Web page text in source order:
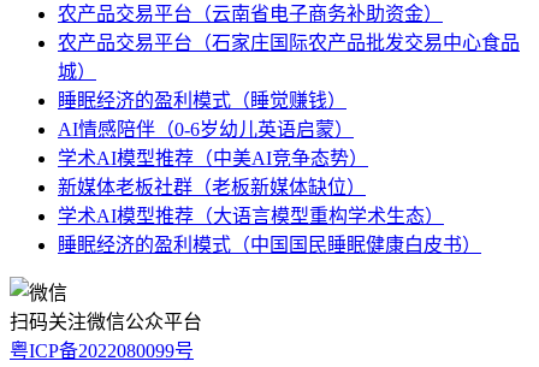
农产品交易平台（云南省电子商务补助资金）
农产品交易平台（石家庄国际农产品批发交易中心食品
城）
睡眠经济的盈利模式（睡觉赚钱）
AI情感陪伴（0-6岁幼儿英语启蒙）
学术AI模型推荐（中美AI竞争态势）
新媒体老板社群（老板新媒体缺位）
学术AI模型推荐（大语言模型重构学术生态）
睡眠经济的盈利模式（中国国民睡眠健康白皮书）
扫码关注微信公众平台
粤ICP备2022080099号